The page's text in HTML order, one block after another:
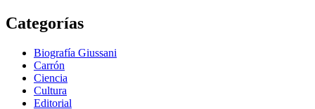
Categorías
Biografía Giussani
Carrón
Ciencia
Cultura
Editorial